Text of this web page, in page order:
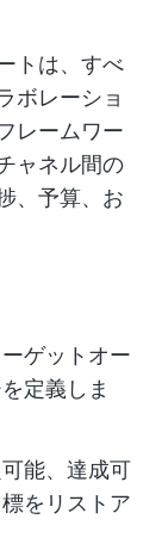
トは、すべ
ボレーショ
レームワー
ャネル間の
、予算、お
ゲットオー
定義しま
能、達成可
をリストア